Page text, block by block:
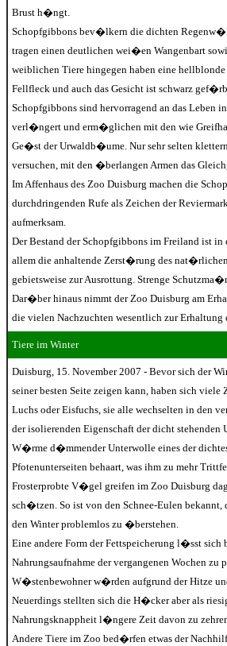
Brust h�ngt.
Schopfgibbons bev�lkern die dichten
tragen einen deutlichen wei�en Wangenbart
weiblichen Tiere hingegen haben eine
Fellfleck und auch das Gesicht ist schwarz
Schopfgibbons sind hervorragend an das
verl�ngert und erm�glichen mit den wie
Ge�st der Urwaldb�ume. Nur sehr selten
versuchen, mit den �berlangen Armen das
Im Affenhaus des Zoo Duisburg machen die
durchdringenden Rufe als Zeichen der
aufmerksam.
Der Bestand der Schopfgibbons im Freiland ist
allem die anhaltende Zerst�rung des
gebietsweise zur Ausrottung. Strenge
Dar�ber hinaus nimmt der Zoo Duisburg am
die vielen Nachzuchten wesentlich zur
Tiere im Winter
Duisburg, 15. November 2007 - Bevor sich der
seiner besten Seite zeigen kann, haben sich
Luchs oder Eisfuchs, sie alle wechselten in den
der isolierenden Eigenschaft der dicht
W�rme d�mmender Unterwolle eines der
Pfotenunterseiten behaart, was ihm zu mehr
Frosterprobte V�gel greifen im Zoo Duisburg
sch�tzen. So ist von den Schnee-Eulen
den Winter problemlos zu �berstehen.
Eine andere Form der Fettspeicherung l�sst
Nahrungsaufnahme der vergangenen Wochen
W�stenbewohner w�rden aufgrund der Hitze
Neuerdings stellten sich die H�cker aber als
Nahrungsknappheit l�ngere Zeit davon zu
Andere Tiere im Zoo bed�rfen etwas der